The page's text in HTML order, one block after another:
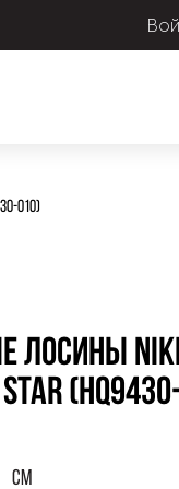
010)
NIKE
STAR
См